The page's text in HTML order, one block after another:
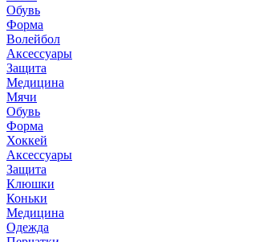
Обувь
Форма
Волейбол
Аксессуары
Защита
Медицина
Мячи
Обувь
Форма
Хоккей
Аксессуары
Защита
Клюшки
Коньки
Медицина
Одежда